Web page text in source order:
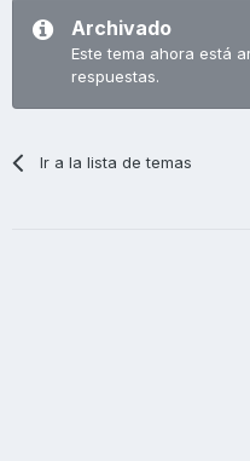
Archivado
Este tema ahora está
respuestas.
Ir a la lista de temas